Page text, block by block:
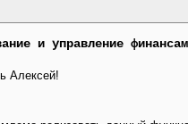
и управление
Алексей!